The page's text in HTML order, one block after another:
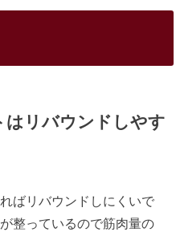
はリバウンドしやす
ばリバウンドしにくいで
整っているので筋肉量の